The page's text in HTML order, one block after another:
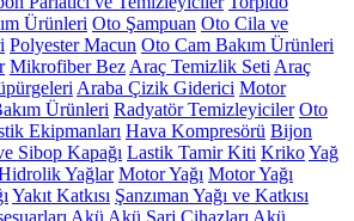
Ürünleri Oto Şampuan Oto Cila ve
Polyester Macun Oto Cam Bakım Ürünleri
Mikrofiber Bez Araç Temizlik Seti Araç
Araba Çizik Giderici Motor
Ürünleri Radyatör Temizleyiciler Oto
Ekipmanları Hava Kompresörü Bijon
Sibop Kapağı Lastik Tamir Kiti KrikoYağ
Yağlar Motor Yağı Motor Yağı
Yakıt Katkısı Şanzıman Yağı ve Katkısı
Akü Akü Şarj Cihazları Akü